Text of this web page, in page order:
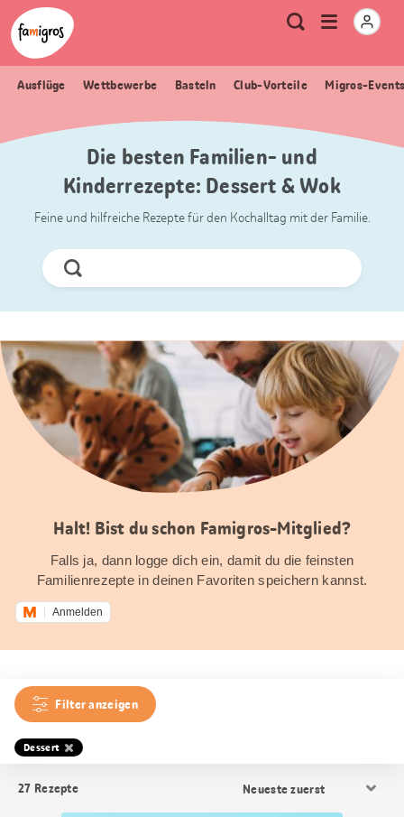
Sprungmarken
Navigation
Header
Logo
Meta
Navigation
Suche
Menu
öffnen
Ausflüge Wettbewerbe Basteln Club-Vorteile Migros-
Die besten Familien- und
Kinderrezepte: Dessert & Wok
Feine und hilfreiche Rezepte für den Kochalltag mit der Familie.
Jetzt
Suchen
Halt! Bist du schon Famigros-Mitglied?
Falls ja, dann logge dich ein, damit du die feinsten
Familienrezepte in deinen Favoriten speichern kannst.
Anmelden
Filter anzeigen
Dessert
27 Rezepte
Sortierung